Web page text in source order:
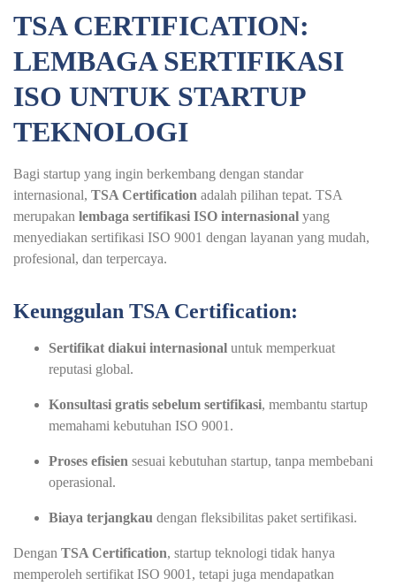
TSA CERTIFICATION:
LEMBAGA SERTIFIKASI
ISO UNTUK STARTUP
TEKNOLOGI
Bagi startup yang ingin berkembang dengan standar
internasional, TSA Certification adalah pilihan tepat. TSA
merupakan lembaga sertifikasi ISO internasional yang
menyediakan sertifikasi ISO 9001 dengan layanan yang mudah,
profesional, dan terpercaya.
Keunggulan TSA Certification:
Sertifikat diakui internasional untuk memperkuat
reputasi global.
Konsultasi gratis sebelum sertifikasi, membantu startup
memahami kebutuhan ISO 9001.
Proses efisien sesuai kebutuhan startup, tanpa membebani
operasional.
Biaya terjangkau dengan fleksibilitas paket sertifikasi.
Dengan TSA Certification, startup teknologi tidak hanya
memperoleh sertifikat ISO 9001, tetapi juga mendapatkan